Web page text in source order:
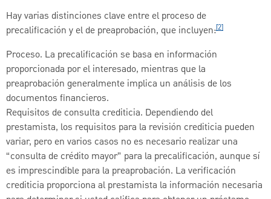
Hay varias distinciones clave entre el proceso de
precalificación y el de preaprobación, que incluyen:[2]
Proceso. La precalificación se basa en información
proporcionada por el interesado, mientras que la
preaprobación generalmente implica un análisis de los
documentos financieros.
Requisitos de consulta crediticia. Dependiendo del
prestamista, los requisitos para la revisión crediticia pueden
variar, pero en varios casos no es necesario realizar una
“consulta de crédito mayor” para la precalificación, aunque sí
es imprescindible para la preaprobación. La verificación
crediticia proporciona al prestamista la información necesaria